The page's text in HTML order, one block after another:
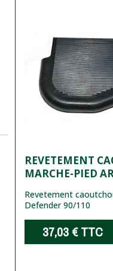
REVETEMENT
MARCHE-PIED
Revetement
Defender 90/110
37,03 €TTC